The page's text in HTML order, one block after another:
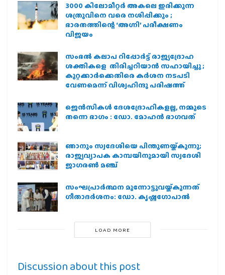
3000 കിലോമീറ്റർ അകലെ ഇരിക്കുന്ന
ശത്രുവിനെ വരെ നശിപ്പിക്കും ;
ഭാരതത്തിന്റെ ‘അഗ്നി’ പരീക്ഷണം
വിജയം
സംഭൽ കലാപ റിപ്പോർട്ട് രാജ്യദ്രോഹ
ശക്തികളെ തിരിച്ചറിയാൻ സഹായിച്ചു ;
കുറ്റക്കാർക്കെതിരെ കർശന നടപടി
വേണമെന്ന് വിശ്വഹിന്ദു പരിഷത്ത്
ജെന്‍സികള്‍ ദേശദ്രോഹികളല്ല, നമ്മുടെ
തന്നെ ഭാഗം : ഡോ. മോഹന്‍ ഭാഗവത്
ഞാനും സ്വദേശിയെ പിന്തുണയ്ക്കുന്നു;
രാജ്യവ്യാപക കാമ്പയിനുമായി സ്വദേശി
ജാഗരണ്‍ മഞ്ച്
സംഘപ്രാര്‍ത്ഥന മുന്നോട്ടുവയ്ക്കുന്നത്
ഗീതാദര്‍ശനം: ഡോ. കൃഷ്ണഗോപാല്‍
LOAD MORE
Discussion about this post